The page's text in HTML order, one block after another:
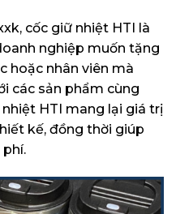
cốc giữ nhiệt HTI là
nghiệp muốn tặng
hoặc nhân viên mà
các sản phẩm cùng
HTI mang lại giá trị
kế, đồng thời giúp